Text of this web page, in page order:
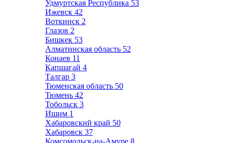
Удмуртская Республика 53
Ижевск 42
Воткинск 2
Глазов 2
Бишкек 53
Алматинская область 52
Конаев 11
Капшагай 4
Талгар 3
Тюменская область 50
Тюмень 42
Тобольск 3
Ишим 1
Хабаровский край 50
Хабаровск 37
Комсомольск-на-Амуре 8